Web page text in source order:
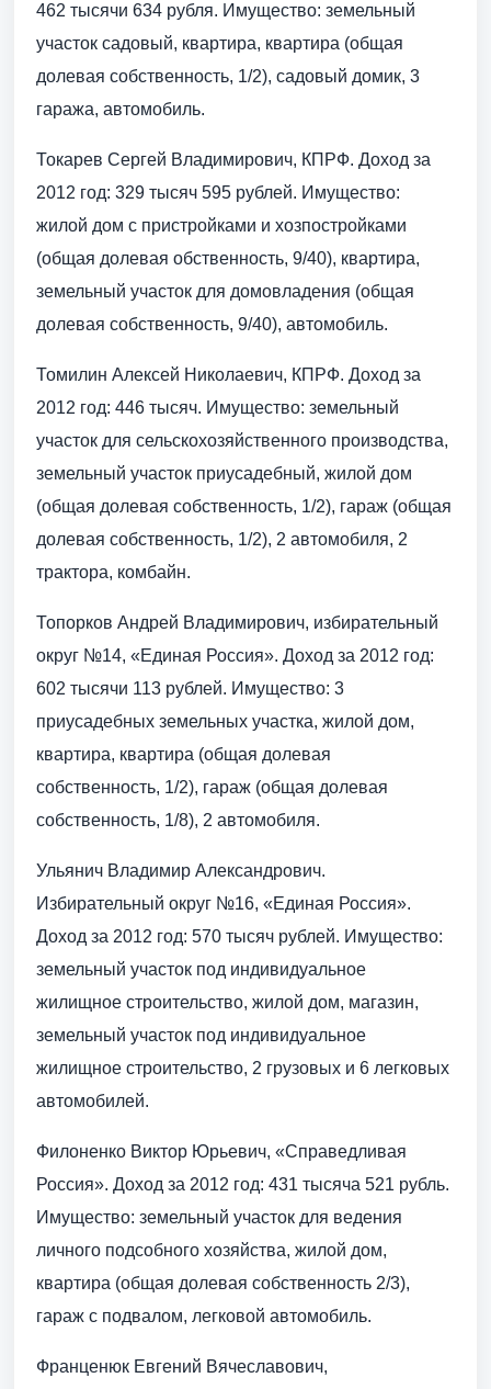
462 тысячи 634 рубля. Имущество: земельный
участок садовый, квартира, квартира (общая
долевая собственность, 1/2), садовый домик, 3
гаража, автомобиль.
Токарев Сергей Владимирович, КПРФ. Доход за
2012 год: 329 тысяч 595 рублей. Имущество:
жилой дом с пристройками и хозпостройками
(общая долевая обственность, 9/40), квартира,
земельный участок для домовладения (общая
долевая собственность, 9/40), автомобиль.
Томилин Алексей Николаевич, КПРФ. Доход за
2012 год: 446 тысяч. Имущество: земельный
участок для сельскохозяйственного производства,
земельный участок приусадебный, жилой дом
(общая долевая собственность, 1/2), гараж (общая
долевая собственность, 1/2), 2 автомобиля, 2
трактора, комбайн.
Топорков Андрей Владимирович, избирательный
округ №14, «Единая Россия». Доход за 2012 год:
602 тысячи 113 рублей. Имущество: 3
приусадебных земельных участка, жилой дом,
квартира, квартира (общая долевая
собственность, 1/2), гараж (общая долевая
собственность, 1/8), 2 автомобиля.
Ульянич Владимир Александрович.
Избирательный округ №16, «Единая Россия».
Доход за 2012 год: 570 тысяч рублей. Имущество:
земельный участок под индивидуальное
жилищное строительство, жилой дом, магазин,
земельный участок под индивидуальное
жилищное строительство, 2 грузовых и 6 легковых
автомобилей.
Филоненко Виктор Юрьевич, «Справедливая
Россия». Доход за 2012 год: 431 тысяча 521 рубль.
Имущество: земельный участок для ведения
личного подсобного хозяйства, жилой дом,
квартира (общая долевая собственность 2/3),
гараж с подвалом, легковой автомобиль.
Франценюк Евгений Вячеславович,